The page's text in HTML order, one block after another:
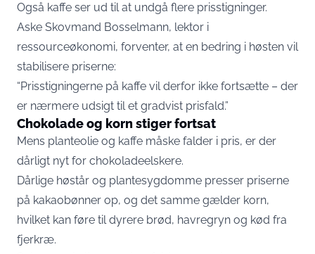
Også kaffe ser ud til at undgå flere prisstigninger.
Aske Skovmand Bosselmann, lektor i
ressourceøkonomi, forventer, at en bedring i høsten vil
stabilisere priserne:
“Prisstigningerne på kaffe vil derfor ikke fortsætte – der
er nærmere udsigt til et gradvist prisfald.”
Chokolade og korn stiger fortsat
Mens planteolie og kaffe måske falder i pris, er der
dårligt nyt for chokoladeelskere.
Dårlige høstår og plantesygdomme presser priserne
på kakaobønner op, og det samme gælder korn,
hvilket kan føre til dyrere brød, havregryn og kød fra
fjerkræ.